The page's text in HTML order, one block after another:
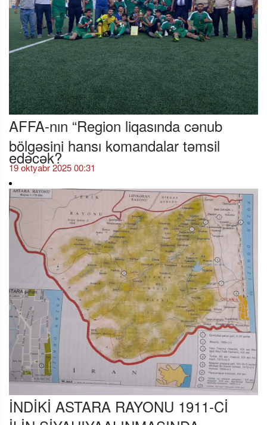
AFFA-nın “Region liqasında cənub
bölgəsini hansı komandalar təmsil
edəcək?
19 oktyabr 2025 00:31
İNDİKİ ASTARA RAYONU 1911-Cİ
İLİN SİYAHIYAALINMASINDA